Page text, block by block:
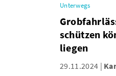
Unterwegs
schützen
liegen
29.11.2024